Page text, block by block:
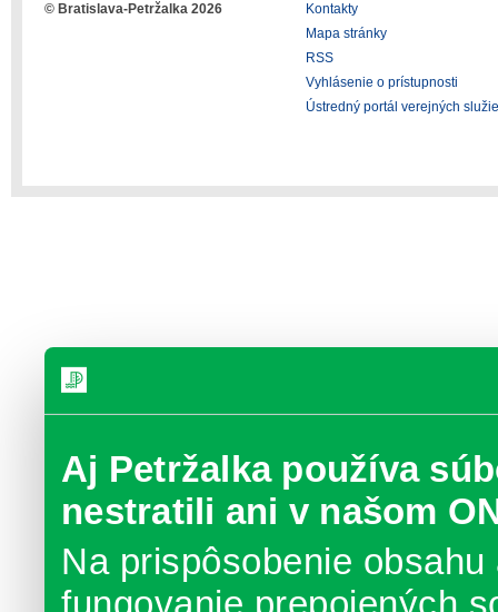
Aj Petržalka používa
nestratili ani v našom
Na prispôsobenie
© Bratislava-Petržalka 2026
Kontakty
Mapa stránky
RSS
Vyhlásenie o prístupnosti
Ústredný portál verejných